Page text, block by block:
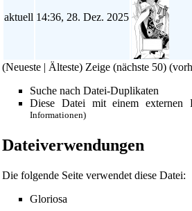
aktuell 14:36, 28. Dez. 2025
(Neueste | Älteste) Zeige (nächste 50)
Suche nach Datei-Duplikaten
Diese Datei mit einem externen
Informationen)
Dateiverwendungen
Die folgende Seite verwendet diese Datei:
Gloriosa